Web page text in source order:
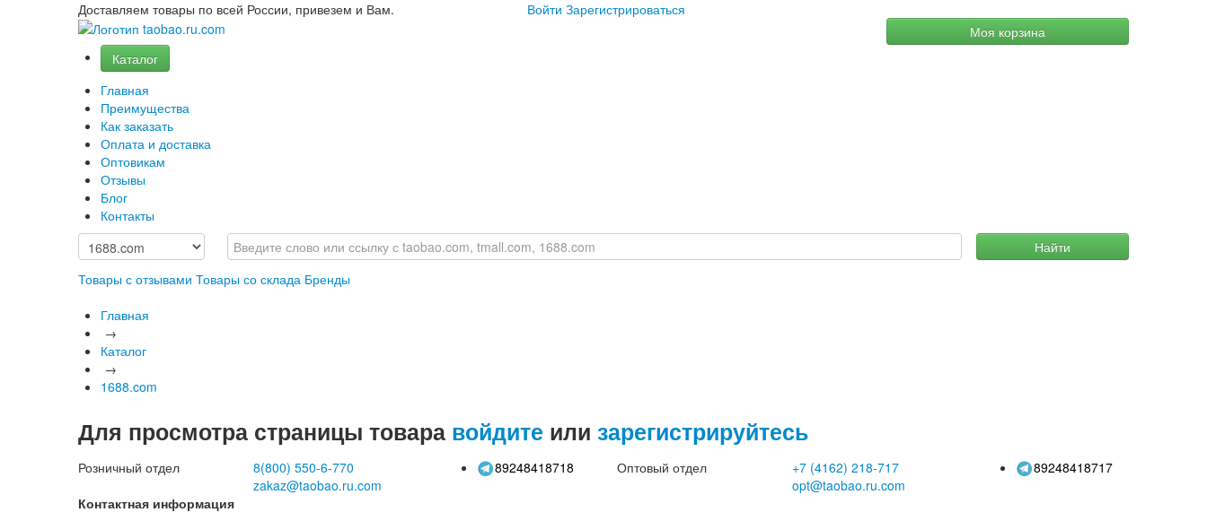
Доставляем товары по всей России, привезем и Вам. Войти Зарегистрироваться
Моя корзина
Каталог
Главная
Преимущества
Как заказать
Оплата и доставка
Оптовикам
Отзывы
Блог
Контакты
Товары с отзывами Товары со склада Бренды
Найти
Главная
→
Каталог
→
1688.com
Для просмотра страницы товара войдите или зарегистрируйтесь
Розничный отдел 8(800) 550-6-770
zakaz@taobao.ru.com
89248418718 Оптовый отдел +7 (4162) 218-717
opt@taobao.ru.com
89248418717
Контактная информация